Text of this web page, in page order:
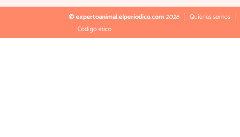
© expertoanimal.elperiodico.com2026 Quiénes somos
Código ético